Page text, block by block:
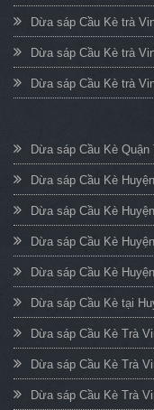
Dừa sáp Cầu Kè trà
Dừa sáp Cầu Kè trà
Dừa sáp Cầu Kè trà
Dừa sáp Cầu Kè Quận
Dừa sáp Cầu Kè
Dừa sáp Cầu Kè
Dừa sáp Cầu Kè
Dừa sáp Cầu Kè
Dừa sáp Cầu Kè tại
Dừa sáp Cầu Kè Trà
Dừa sáp Cầu Kè Trà
Dừa sáp Cầu Kè Trà